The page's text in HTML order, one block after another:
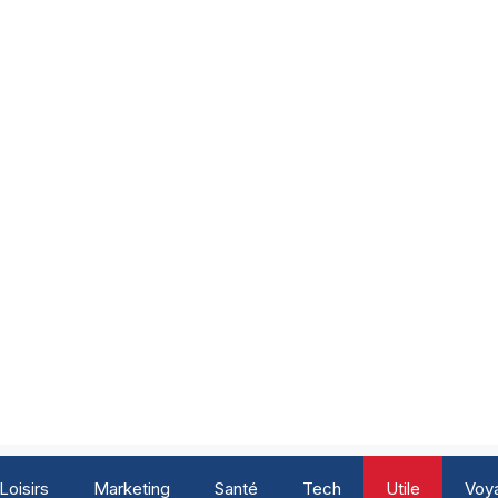
Loisirs Marketing Santé Tech Utile